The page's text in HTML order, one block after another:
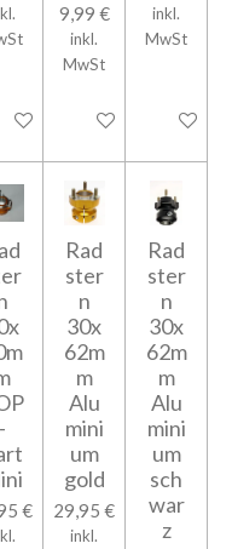
den Warenkorb
9,99 €
inkl.
MwSt
In den Warenkorb
inkl.
MwSt
In den
-
€
Rad
ster
n
30x
62m
m
Alu
mini
um
gold
29,95 €
inkl.
Rad
ster
n
30x
62m
m
Alu
mini
um
sch
war
z